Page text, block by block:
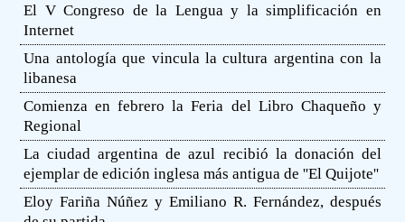
El V Congreso de la Lengua y la simplificación en
Internet
Una antología que vincula la cultura argentina con la
libanesa
Comienza en febrero la Feria del Libro Chaqueño y
Regional
La ciudad argentina de azul recibió la donación del
ejemplar de edición inglesa más antigua de ''El Quijote''
Eloy Fariña Núñez y Emiliano R. Fernández, después